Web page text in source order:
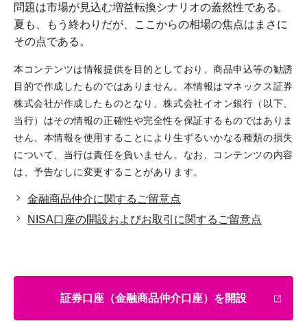
問題は市場が見込む増益転換シナリオの蓋然性である。
夏も、もう終わりだが、ここからの相場の焦点はまさに
その点である。
本コンテンツは情報提供を目的としており、商品申込等の勧誘
目的で作成したものではありません。本情報はマネックス証券
株式会社が作成したものとなり、株式会社イオン銀行（以下、
当行）はその情報の正確性や完全性を保証するものではありま
せん。本情報を使用することにより生ずるいかなる種類の損失
について、当行は責任を負いません。なお、コンテンツの内容
は、予告なしに変更することがあります。
金融商品仲介に関するご留意点
NISA口座の開設およびお取引に関するご留意点
証券口座（金融商品仲介口座）を開設